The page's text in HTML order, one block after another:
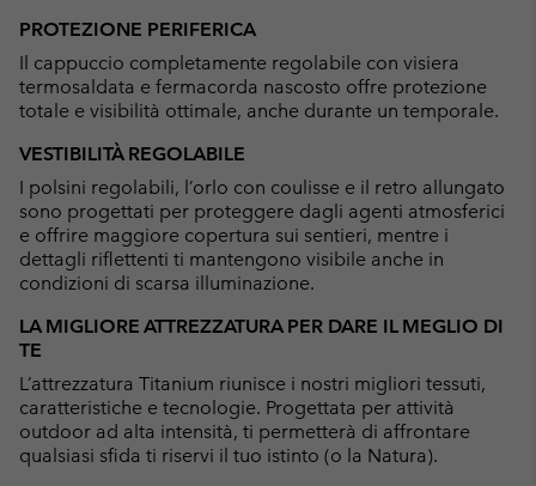
PROTEZIONE PERIFERICA
Il cappuccio completamente regolabile con visiera
termosaldata e fermacorda nascosto offre protezione
totale e visibilità ottimale, anche durante un temporale.
VESTIBILITÀ REGOLABILE
I polsini regolabili, l’orlo con coulisse e il retro allungato
sono progettati per proteggere dagli agenti atmosferici
e offrire maggiore copertura sui sentieri, mentre i
dettagli riflettenti ti mantengono visibile anche in
condizioni di scarsa illuminazione.
LA MIGLIORE ATTREZZATURA PER DARE IL MEGLIO DI
TE
L’attrezzatura Titanium riunisce i nostri migliori tessuti,
caratteristiche e tecnologie. Progettata per attività
outdoor ad alta intensità, ti permetterà di affrontare
qualsiasi sfida ti riservi il tuo istinto (o la Natura).